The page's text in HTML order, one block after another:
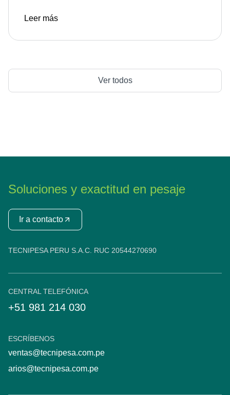
Ver todos
Leer más
Soluciones y exactitud en pesaje
Ir a contacto
TECNIPESA PERU S.A.C. RUC 20544270690
CENTRAL TELEFÓNICA
+51 981 214 030
ESCRÍBENOS
ventas@tecnipesa.com.pe
arios@tecnipesa.com.pe